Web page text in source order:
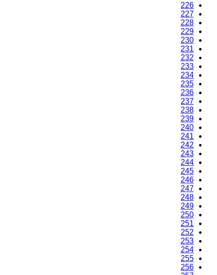
226
227
228
229
230
231
232
233
234
235
236
237
238
239
240
241
242
243
244
245
246
247
248
249
250
251
252
253
254
255
256